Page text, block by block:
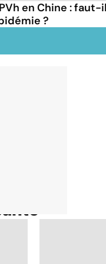
en Chine :
?